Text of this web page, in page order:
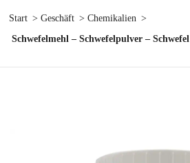
Start Geschäft
Chemikalien
Schwefelmehl – Schwefelpulver – Schwefel